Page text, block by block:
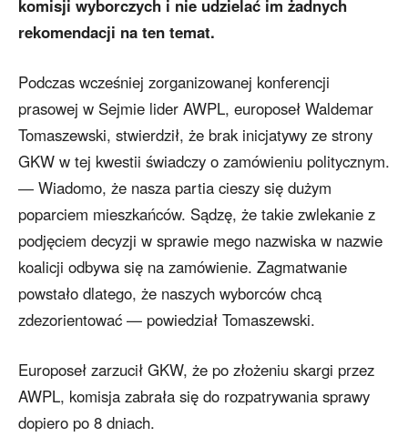
komisji wyborczych i nie udzielać im żadnych
rekomendacji na ten temat.
Podczas wcześniej zorganizowanej konferencji
prasowej w Sejmie lider AWPL, europoseł Waldemar
Tomaszewski, stwierdził, że brak inicjatywy ze strony
GKW w tej kwestii świadczy o zamówieniu politycznym.
― Wiadomo, że nasza partia cieszy się dużym
poparciem mieszkańców. Sądzę, że takie zwlekanie z
podjęciem decyzji w sprawie mego nazwiska w nazwie
koalicji odbywa się na zamówienie. Zagmatwanie
powstało dlatego, że naszych wyborców chcą
zdezorientować — powiedział Tomaszewski.
Europoseł zarzucił GKW, że po złożeniu skargi przez
AWPL, komisja zabrała się do rozpatrywania sprawy
dopiero po 8 dniach.